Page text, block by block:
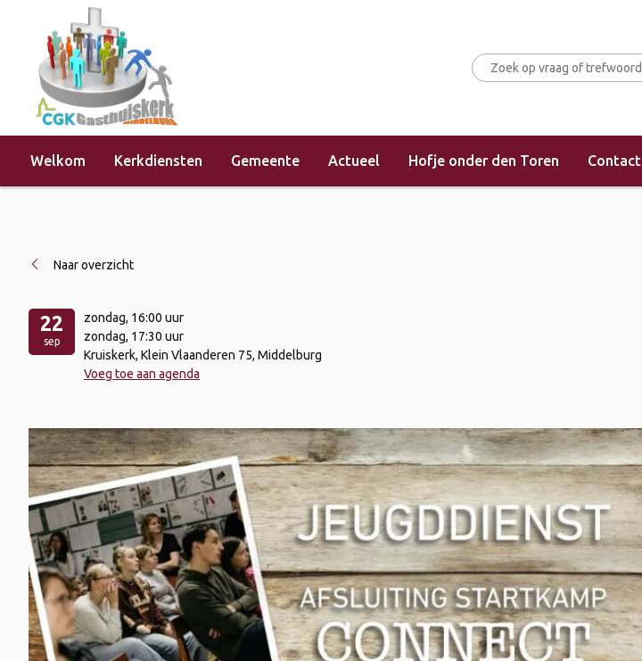
Welkom Kerkdiensten Gemeente Actueel Hofje onder den Toren Contact
Home »Evenementen »Jeugddienst afsluiting startkamp CONNECT
Naar overzicht
22
sep
zondag, 16:00 uur
zondag, 17:30 uur
Kruiskerk, Klein Vlaanderen 75, Middelburg
Voeg toe aan agenda